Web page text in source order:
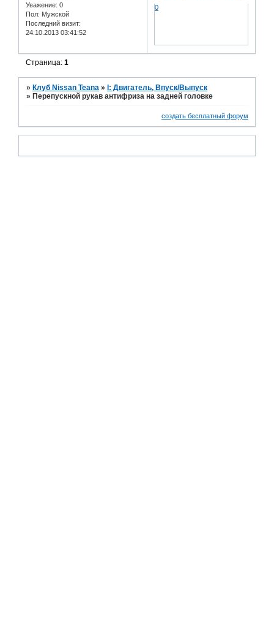
Уважение: 0
Пол: Мужской
Последний визит:
24.10.2013 03:41:52
0
Страница:1
» Клуб Nissan Teana » I: Двигатель, Впуск/Выпуск
» Перепускной рукав антифриза на задней головке
создать бесплатный форум